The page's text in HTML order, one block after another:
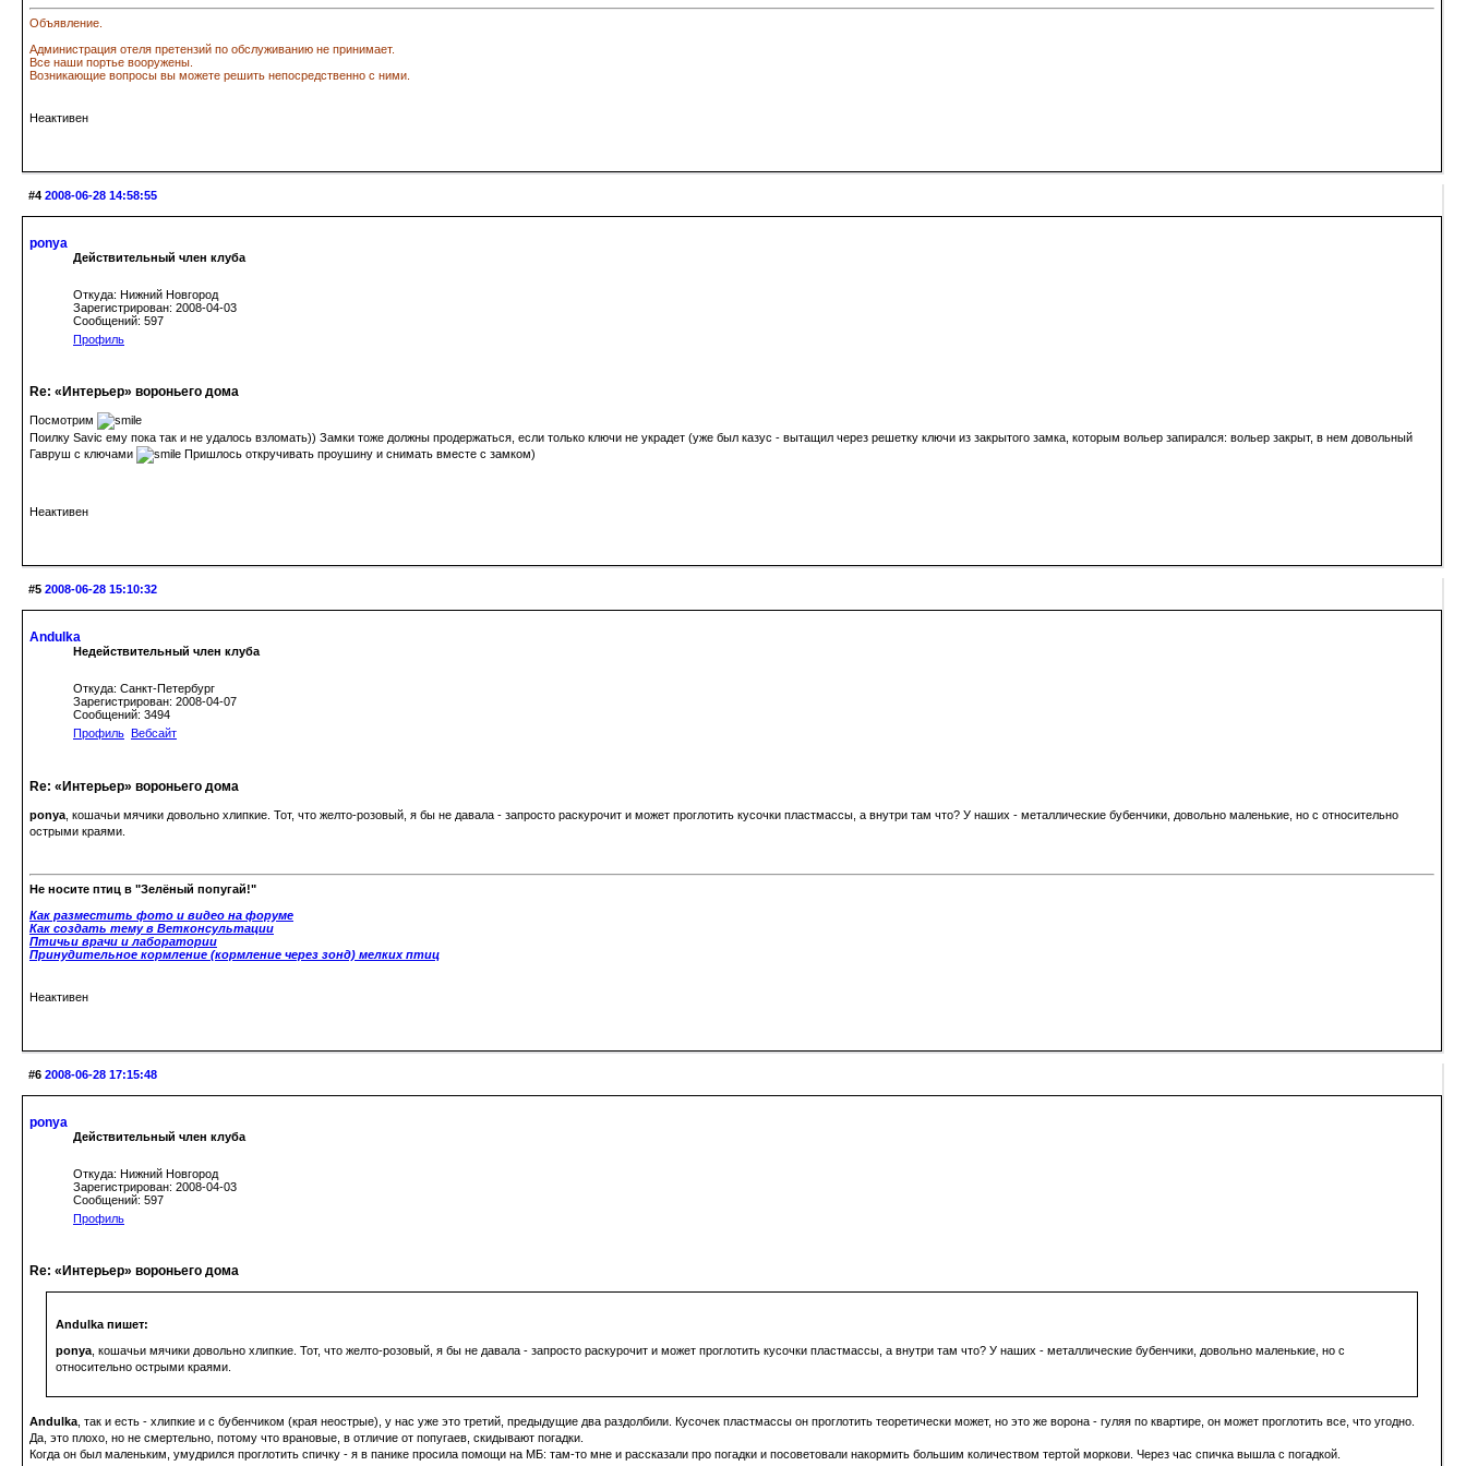
Объявление.
Администрация отеля претензий по обслуживанию не принимает.
Все наши портье вооружены.
Возникающие вопросы вы можете решить непосредственно с ними.
Неактивен
#4 2008-06-28 14:58:55
ponya
Действительный член клуба
Откуда: Нижний Новгород
Зарегистрирован: 2008-04-03
Сообщений: 597
Профиль
Re: «Интерьер» вороньего дома
Посмотрим
Поилку Saviс ему пока так и не удалось взломать)) Замки тоже должны продержаться, если только ключи не украдет (уже был казус - вытащил через решетку ключи из закрытого замка, которым вольер запирался: вольер закрыт, в нем довольный
Гавруш с ключами
Пришлось откручивать проушину и снимать вместе с замком)
Неактивен
#5 2008-06-28 15:10:32
Andulka
Недействительный член клуба
Откуда: Санкт-Петербург
Зарегистрирован: 2008-04-07
Сообщений: 3494
Профиль
Вебсайт
Re: «Интерьер» вороньего дома
ponya , кошачьи мячики довольно хлипкие. Тот, что желто-розовый, я бы не давала - запросто раскурочит и может проглотить кусочки пластмассы, а внутри там что? У наших - металлические бубенчики, довольно маленькие, но с относительно
острыми краями.
Не носите птиц в "Зелёный попугай!"
Как разместить фото и видео на форуме
Как создать тему в Ветконсультации
Птичьи врачи и лаборатории
Принудительное кормление (кормление через зонд) мелких птиц
Неактивен
#6 2008-06-28 17:15:48
ponya
Действительный член клуба
Откуда: Нижний Новгород
Зарегистрирован: 2008-04-03
Сообщений: 597
Профиль
Re: «Интерьер» вороньего дома
Andulka пишет:
ponya , кошачьи мячики довольно хлипкие. Тот, что желто-розовый, я бы не давала - запросто раскурочит и может проглотить кусочки пластмассы, а внутри там что? У наших - металлические бубенчики, довольно маленькие, но с
относительно острыми краями.
Andulka , так и есть - хлипкие и с бубенчиком (края неострые), у нас уже это третий, предыдущие два раздолбили. Кусочек пластмассы он проглотить теоретически может, но это же ворона - гуляя по квартире, он может проглотить все, что угодно.
Да, это плохо, но не смертельно, потому что врановые, в отличие от попугаев, скидывают погадки.
Когда он был маленьким, умудрился проглотить спичку - я в панике просила помощи на МБ: там-то мне и рассказали про погадки и посоветовали накормить большим количеством тертой моркови. Через час спичка вышла с погадкой.